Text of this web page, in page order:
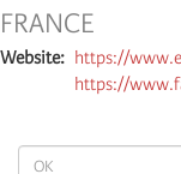
OK
FRANCE
Website
https://
https://